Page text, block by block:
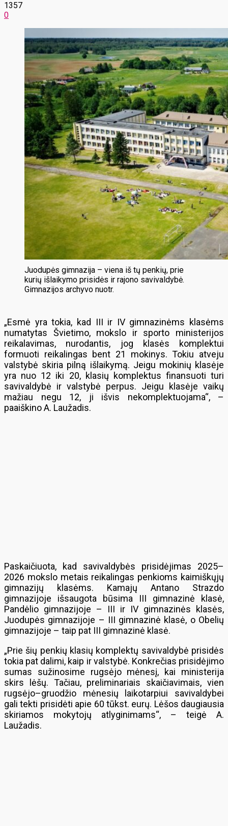
1357
0
Juodupės gimnazija – viena iš tų penkių, prie
kurių išlaikymo prisidės ir rajono savivaldybė.
Gimnazijos archyvo nuotr.
„Esmė yra tokia, kad III ir IV gimnazinėms klasėms
numatytas Švietimo, mokslo ir sporto ministerijos
reikalavimas, nurodantis, jog klasės komplektui
formuoti reikalingas bent 21 mokinys. Tokiu atveju
valstybė skiria pilną išlaikymą. Jeigu mokinių klasėje
yra nuo 12 iki 20, klasių komplektus finansuoti turi
savivaldybė ir valstybė perpus. Jeigu klasėje vaikų
mažiau negu 12, ji išvis nekomplektuojama“, –
paaiškino A. Laužadis.
Paskaičiuota, kad savivaldybės prisidėjimas 2025–
2026 mokslo metais reikalingas penkioms kaimiškųjų
gimnazijų klasėms. Kamajų Antano Strazdo
gimnazijoje išsaugota būsima III gimnazinė klasė,
Pandėlio gimnazijoje – III ir IV gimnazinės klasės,
Juodupės gimnazijoje – III gimnazinė klasė, o Obelių
gimnazijoje – taip pat III gimnazinė klasė.
„Prie šių penkių klasių komplektų savivaldybė prisidės
tokia pat dalimi, kaip ir valstybė. Konkrečias prisidėjimo
sumas sužinosime rugsėjo mėnesį, kai ministerija
skirs lėšų. Tačiau, preliminariais skaičiavimais, vien
rugsėjo–gruodžio mėnesių laikotarpiui savivaldybei
gali tekti prisidėti apie 60 tūkst. eurų. Lėšos daugiausia
skiriamos mokytojų atlyginimams“, – teigė A.
Laužadis.